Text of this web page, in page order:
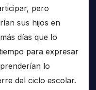
pero
sus hijos en
días que lo
para expresar
lo
del ciclo escolar.